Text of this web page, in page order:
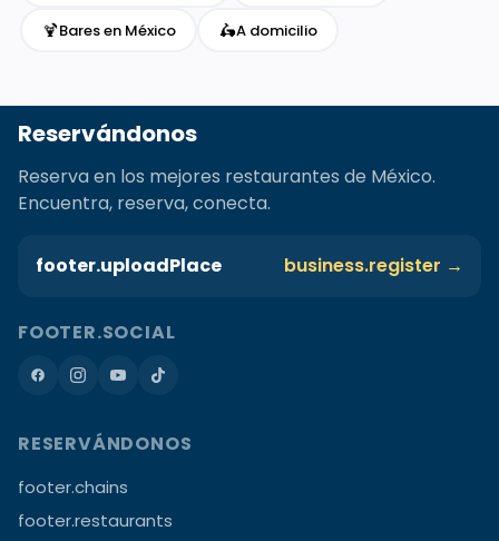
🍹Bares en México 🛵A domicilio
Reservándonos
Reserva en los mejores restaurantes de México.
Encuentra, reserva, conecta.
footer.uploadPlace business.register →
FOOTER.SOCIAL
RESERVÁNDONOS
footer.chains
footer.restaurants